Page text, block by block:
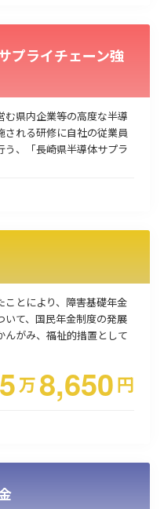
プライチェーン強
む県内企業等の高度な半導
れる研修に自社の従業員
う、「長崎県半導体サプラ
とにより、障害基礎年金
て、国民年金制度の発展
がみ、福祉的措置として
5万8,650円